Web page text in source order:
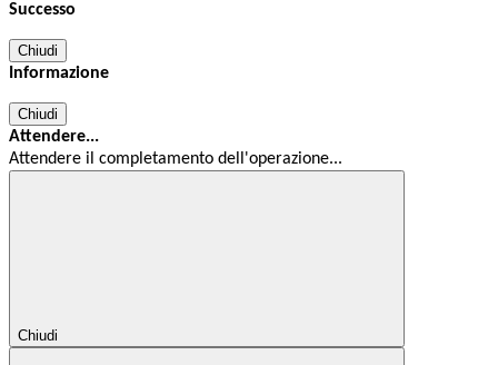
Successo
Chiudi
Informazione
Chiudi
Attendere...
Attendere il completamento dell'operazione...
Chiudi